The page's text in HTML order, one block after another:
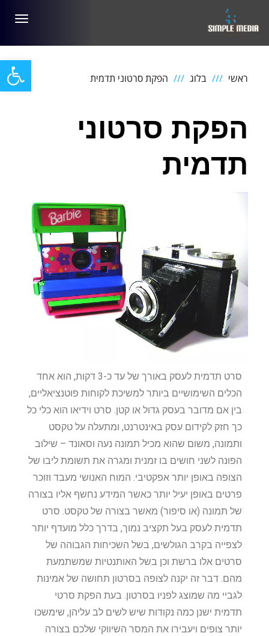
פתח ראשי בלוג הפקת סרטוני תדמית
הפקת סרטוני
תדמית
סרט תדמית לעסק באורך של עד כ-3 דקות, הוא אחד
הכלים השימושיים ביותר למשיכת לקוחות פוטנציאליים,
בין אם מדובר בעסק גדול או קטן. סרט וידיאו הוא כלי כל
כך חזק לקידום עסק באינטרנט, ומתעלה על טקסט
ותמונה, משום שהוא מכיל תמונה נעה וסאונד – שילוב
הפונה לשני חושים בו זמנית ומגרה את תשומת ליבו של
הצופה באופן יותר אפקטיבי. המוח האנושי מעבד וזוכר
פרטים באופן יעיל יותר כאשר המידע נחשף אליו בצורה
של תמונה (או סיפור) מאשר בצורה של טקסט. סרט
תדמית לעסק בעל תקציב נמוך, בדרך כלל מועדף יותר
לצפייה בקרב הגולשים, בשל השכיחות הגבוהה של
סרטים אלו ברשת וכן בשל האותנטיות שמשתמעת
מהם. דבר זה יקנה לצופה בסרטון תחושה של אמינות
לגביי מה שמוצג לפניו בסרטון. בעת הפקת סרטי
תדמית ישנן כמה נקודות שיש לשים לב עליהן, שימשכו
יותר צופים ויעבירו את המסר השיווקי שלכם בצורה